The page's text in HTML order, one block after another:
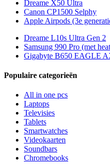
Dreame X50 Ultra
Canon CP1500 Selphy
Apple Airpods (3e
Dreame L10s Ultra Gen 2
Samsung 990 Pro (met
Gigabyte B650 EAGLE
Populaire categorieën
All in one pcs
Laptops
Televisies
Tablets
Smartwatches
Videokaarten
Soundbars
Chromebooks